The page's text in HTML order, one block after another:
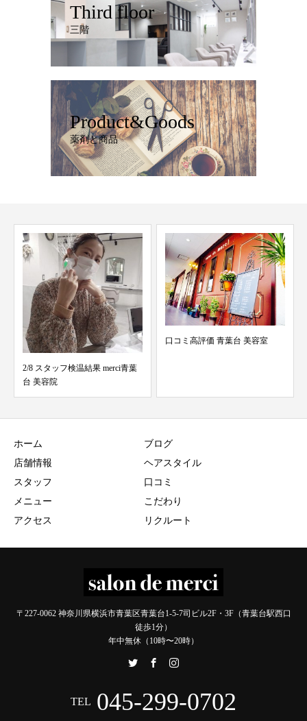
Third floor
三階
Product&Goods
薬剤と商品
口コミ高評価 青葉台 美容室
ホーム
店舗情報
スタッフ
メニュー
アクセス
ブログ
ヘアスタイル
口コミ
こだわり
リクルート
〒227-0062 神奈川県横浜市青葉区青葉台1-5-7司ビル2F・3F（青葉台駅西口
徒歩1分）
年中無休（10時〜20時）
TEL 045-299-0702